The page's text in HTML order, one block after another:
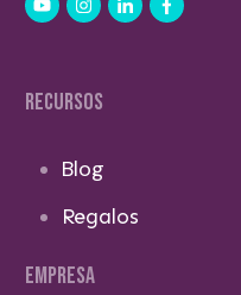
RECURSOS
Blog
Regalos
EMPRESA